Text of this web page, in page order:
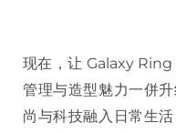
现在，让 Galaxy
管理与造型魅力一併
尚与科技融入日常生